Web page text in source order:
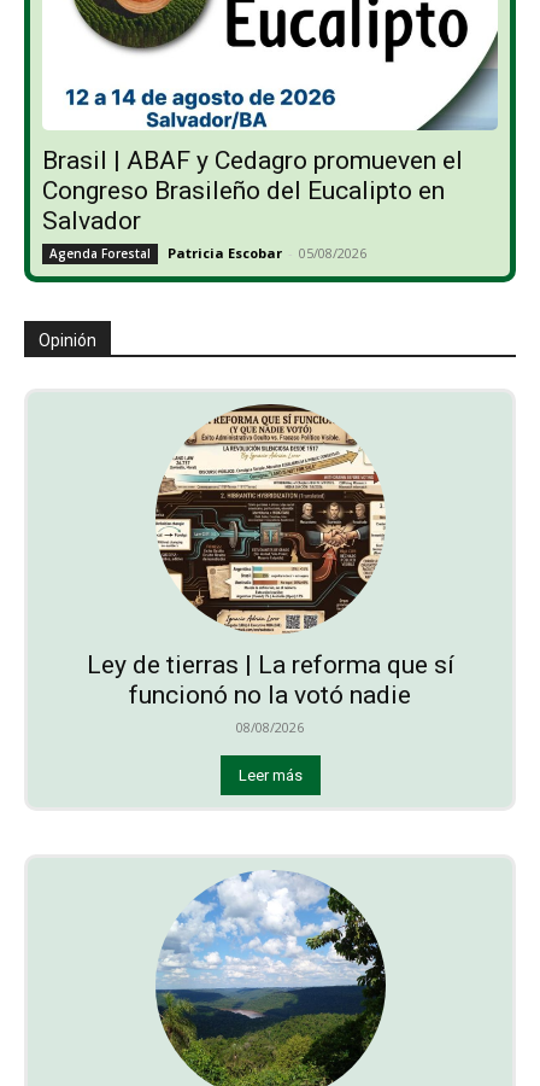
Brasil | ABAF y Cedagro promueven el
Congreso Brasileño del Eucalipto en
Salvador
Agenda Forestal Patricia Escobar - 05/08/2026
Opinión
Ley de tierras | La reforma que sí
funcionó no la votó nadie
08/08/2026
Leer más